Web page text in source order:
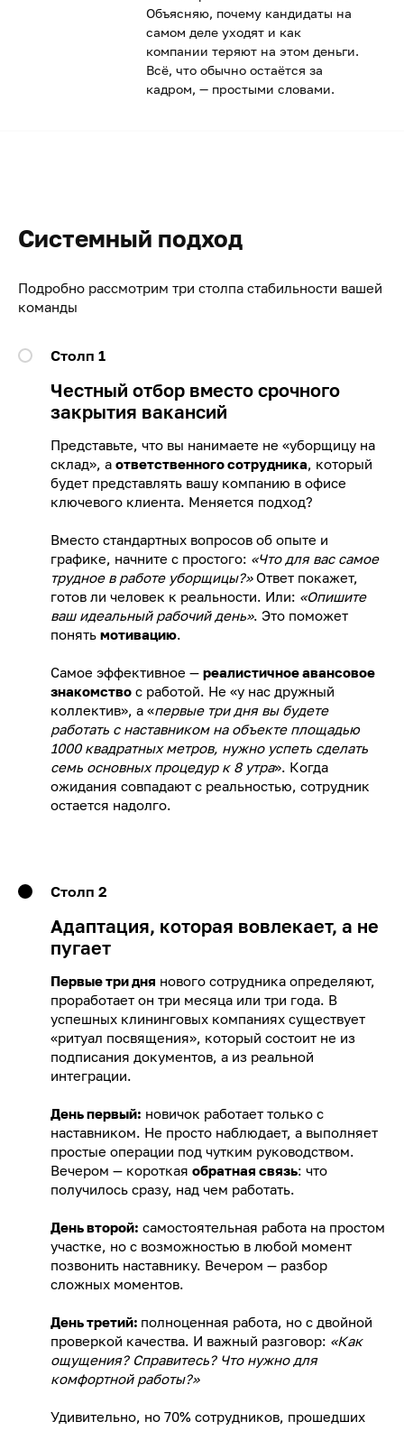
Объясняю, почему кандидаты на
самом деле уходят и как
компании теряют на этом деньги.
Всё, что обычно остаётся за
кадром, — простыми словами.
Системный подход
Подробно рассмотрим три столпа стабильности вашей
команды
Столп 1
Честный отбор вместо срочного
закрытия вакансий
Представьте, что вы нанимаете не «уборщицу на
склад», а ответственного сотрудника, который
будет представлять вашу компанию в офисе
ключевого клиента. Меняется подход?
Вместо стандартных вопросов об опыте и
графике, начните с простого: «Что для вас самое
трудное в работе уборщицы?»Ответ покажет,
готов ли человек к реальности. Или: «Опишите
ваш идеальный рабочий день». Это поможет
понять мотивацию.
Самое эффективное — реалистичное авансовое
знакомство с работой. Не «у нас дружный
коллектив», а «первые три дня вы будете
работать с наставником на объекте площадью
1000 квадратных метров, нужно успеть сделать
семь основных процедур к 8 утра». Когда
ожидания совпадают с реальностью, сотрудник
остается надолго.
Столп 2
Адаптация, которая вовлекает, а не
пугает
Первые три дня нового сотрудника определяют,
проработает он три месяца или три года. В
успешных клининговых компаниях существует
«ритуал посвящения», который состоит не из
подписания документов, а из реальной
интеграции.
День первый: новичок работает только с
наставником. Не просто наблюдает, а выполняет
простые операции под чутким руководством.
Вечером — короткая обратная связь: что
получилось сразу, над чем работать.
День второй: самостоятельная работа на простом
участке, но с возможностью в любой момент
позвонить наставнику. Вечером — разбор
сложных моментов.
День третий: полноценная работа, но с двойной
проверкой качества. И важный разговор: «Как
ощущения? Справитесь? Что нужно для
комфортной работы?»
Удивительно, но 70% сотрудников, прошедших